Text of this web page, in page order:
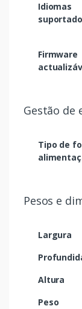
Idiomas
Firmware
Gestão de
Tipo de
Pesos e
Largura
Altura
Peso